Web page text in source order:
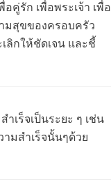
คู่รัก เพื่อพระเจ้า เพื่อ
มสุขของครอบครัว
ลิกให้ชัดเจน และชี้
เร็จเป็นระยะ ๆ เช่น
มสำเร็จนั้นๆด้วย